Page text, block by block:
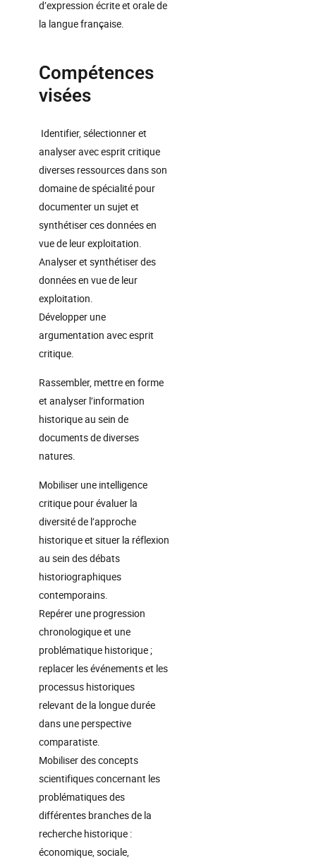
d’expression écrite et orale de
la langue française.
Compétences
visées
Identifier, sélectionner et
analyser avec esprit critique
diverses ressources dans son
domaine de spécialité pour
documenter un sujet et
synthétiser ces données en
vue de leur exploitation.
Analyser et synthétiser des
données en vue de leur
exploitation.
Développer une
argumentation avec esprit
critique.
Rassembler, mettre en forme
et analyser l’information
historique au sein de
documents de diverses
natures.
Mobiliser une intelligence
critique pour évaluer la
diversité de l’approche
historique et situer la réflexion
au sein des débats
historiographiques
contemporains.
Repérer une progression
chronologique et une
problématique historique ;
replacer les événements et les
processus historiques
relevant de la longue durée
dans une perspective
comparatiste.
Mobiliser des concepts
scientifiques concernant les
problématiques des
différentes branches de la
recherche historique :
économique, sociale,